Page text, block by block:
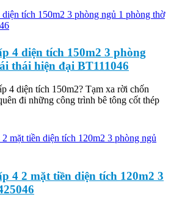
4 diện tích 150m2 3 phòng
thái hiện đại BT111046
4 diện tích 150m2? Tạm xa rời chốn
đi những công trình bê tông cốt thép
4 2 mặt tiền diện tích 120m2 3